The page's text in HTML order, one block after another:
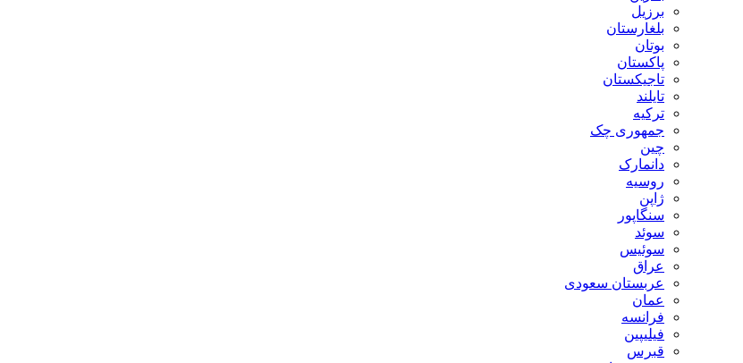
برزیل
بلغارستان
بوتان
پاکستان
تاجیکستان
تایلند
ترکیه
جمهوری چک
چین
دانمارک
روسیه
ژاپن
سنگاپور
سوئد
سوئیس
عراق
عربستان سعودی
عمان
فرانسه
فیلیپین
قبرس